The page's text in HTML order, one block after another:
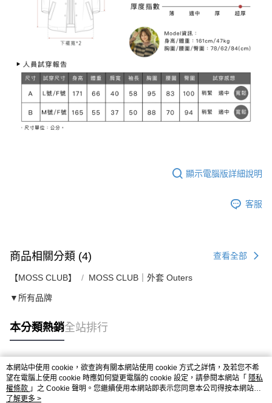
顯示電腦版詳細說明
客服
商品相關分類 (4) 查看全部
【MOSS CLUB】 MOSS CLUB｜外套 Outers
▼所有品牌
本分類熱銷全站排行
熱門標籤
本網站中使用 cookie，欲查詢有關本網站使用 cookie 方式之詳情，及若您不希
望在電腦上使用 cookie 時應如何變更電腦的 cookie 設定，請參閱本網站「 隱私
權條款 」之 Cookie 聲明。您繼續使用本網站即表示您同意本公司得按本網站使
用條款之 Cookie 聲明使用 cookie。
了解更多 >